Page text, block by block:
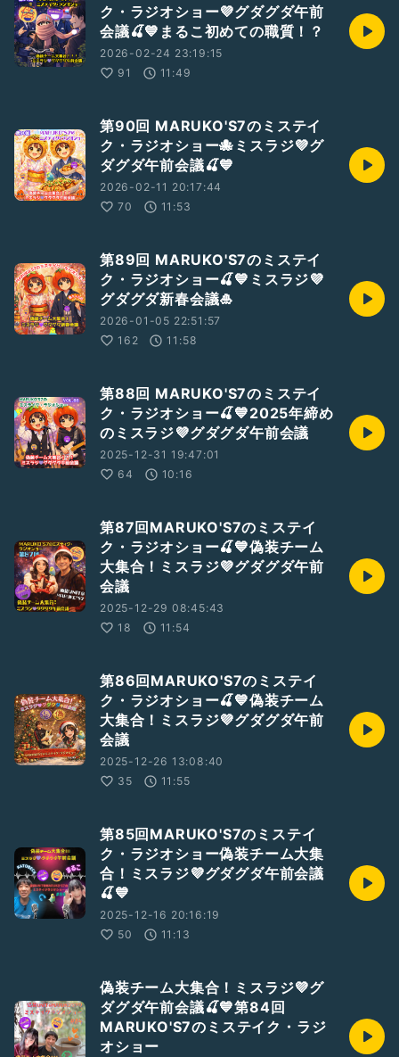
ク・ラジオショー💜グダグダ午前
会議🍒💙まるこ初めての職質！？
2026-02-24 23:19:15
91
11:49
第90回 MARUKO'S7のミステイ
ク・ラジオショー🐙ミスラジ💜グ
ダグダ午前会議🍒💙
2026-02-11 20:17:44
70
11:53
第89回 MARUKO'S7のミステイ
ク・ラジオショー🍒💙ミスラジ💜
グダグダ新春会議🎍
2026-01-05 22:51:57
162
11:58
第88回 MARUKO'S7のミステイ
ク・ラジオショー🍒💙2025年締め
のミスラジ💜グダグダ午前会議
2025-12-31 19:47:01
64
10:16
第87回MARUKO'S7のミステイ
ク・ラジオショー🍒💙偽装チーム
大集合！ミスラジ💜グダグダ午前
会議
2025-12-29 08:45:43
18
11:54
第86回MARUKO'S7のミステイ
ク・ラジオショー🍒💙偽装チーム
大集合！ミスラジ💜グダグダ午前
会議
2025-12-26 13:08:40
35
11:55
第85回MARUKO'S7のミステイ
ク・ラジオショー偽装チーム大集
合！ミスラジ💜グダグダ午前会議
🍒💙
2025-12-16 20:16:19
50
11:13
偽装チーム大集合！ミスラジ💜グ
ダグダ午前会議🍒💙第84回
MARUKO'S7のミステイク・ラジ
オショー